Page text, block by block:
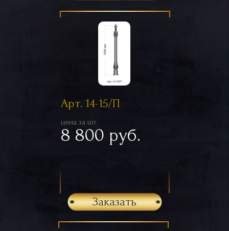
Арт. 14-15/П
цена за шт.
8 800 руб.
Заказать